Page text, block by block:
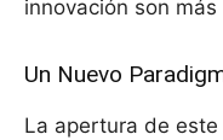
innovación son
Un Nuevo
La apertura de